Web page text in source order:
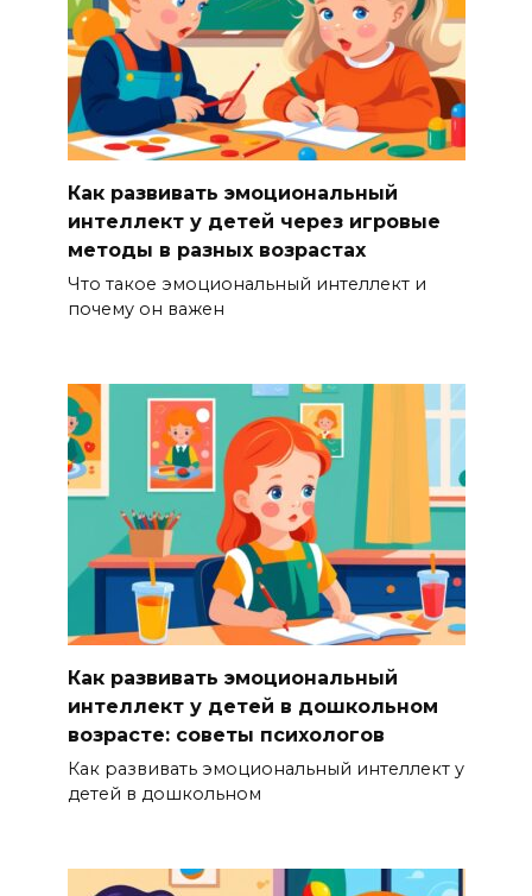
Как развивать эмоциональный
интеллект у детей через игровые
методы в разных возрастах
Что такое эмоциональный интеллект и
почему он важен
Как развивать эмоциональный
интеллект у детей в дошкольном
возрасте: советы психологов
Как развивать эмоциональный интеллект у
детей в дошкольном